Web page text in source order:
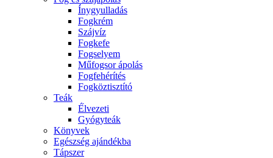
Í́nygyulladás
Fogkrém
Szájvíz
Fogkefe
Fogselyem
Műfogsor ápolás
Fogfehérítés
Fogköztisztító
Teák
É́lvezeti
Gyógyteák
Könyvek
Egészség ajándékba
Tápszer